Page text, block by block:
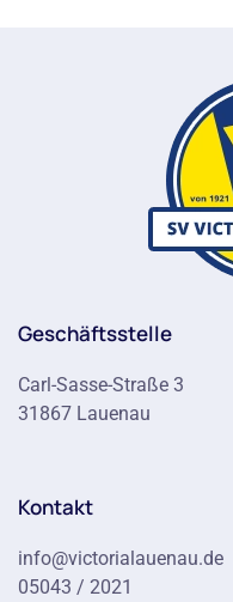
Geschäftsstelle
Carl-Sasse-Straße 3
31867 Lauenau
Kontakt
info@victorialauenau.de
05043 / 2021